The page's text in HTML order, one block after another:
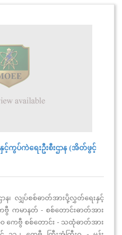
ကွပ်ကဲရေးဦးစီးဌာန (အိတ်ဖွင့်
ာန၊ လျှပ်စစ်ဓာတ်အားပို့လွှတ်ရေးနှင့်
ဗွီ ကမာနတ် - စစ်တောင်းဓာတ်အား
ကေဗွီ စစ်တောင်း - သထုံဓာတ်အား